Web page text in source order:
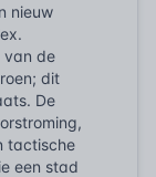
nieuw
van de
dit
De
tactische
een stad